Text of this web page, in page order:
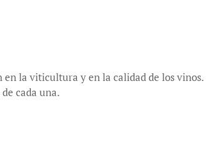
en la viticultura y en la calidad de los vinos.
cada una.